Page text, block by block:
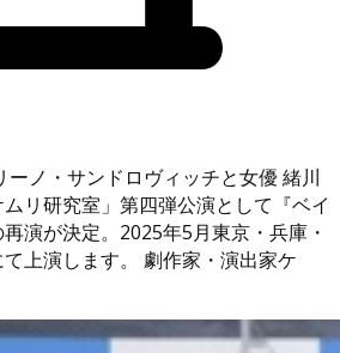
ーノ・サンドロヴィッチと女優 緒川
リ研究室」第四弾公演として『ベイ
演が決定。2025年5月東京・兵庫・
上演します。 劇作家・演出家ケ